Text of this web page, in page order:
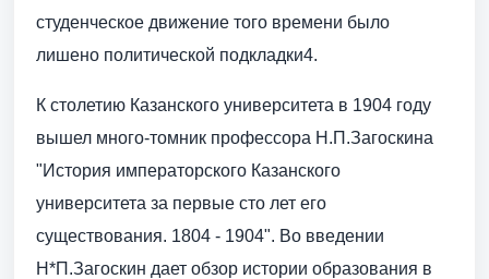
студенческое движение того времени было
лишено политической подкладки4.
К столетию Казанского университета в 1904 году
вышел много-томник профессора Н.П.Загоскина
"История императорского Казанского
университета за первые сто лет его
существования. 1804 - 1904". Во введении
Н*П.Загоскин дает обзор истории образования в